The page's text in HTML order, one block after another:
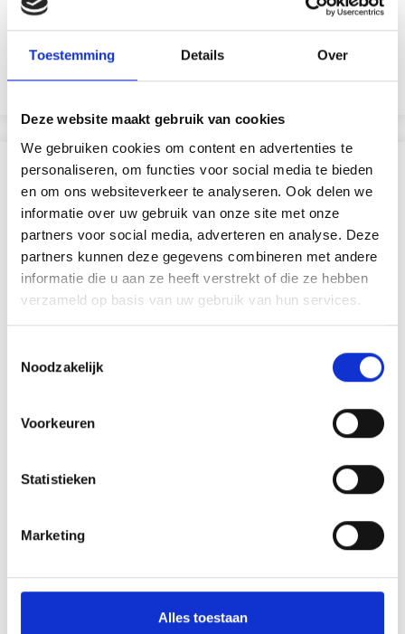
Toestemming Details Over
Deze website maakt gebruik van cookies
We gebruiken cookies om content en advertenties te
personaliseren, om functies voor social media te bieden
en om ons websiteverkeer te analyseren. Ook delen we
informatie over uw gebruik van onze site met onze
partners voor social media, adverteren en analyse. Deze
partners kunnen deze gegevens combineren met andere
informatie die u aan ze heeft verstrekt of die ze hebben
verzameld op basis van uw gebruik van hun services.
Noodzakelijk
Voorkeuren
Statistieken
Marketing
Alles toestaan
EUR 8.05
Voeg toe aan winkelwagen
EUR 20.55
Bekijk alle opties
VERGELIJKBAAR MET DIT
19% korting